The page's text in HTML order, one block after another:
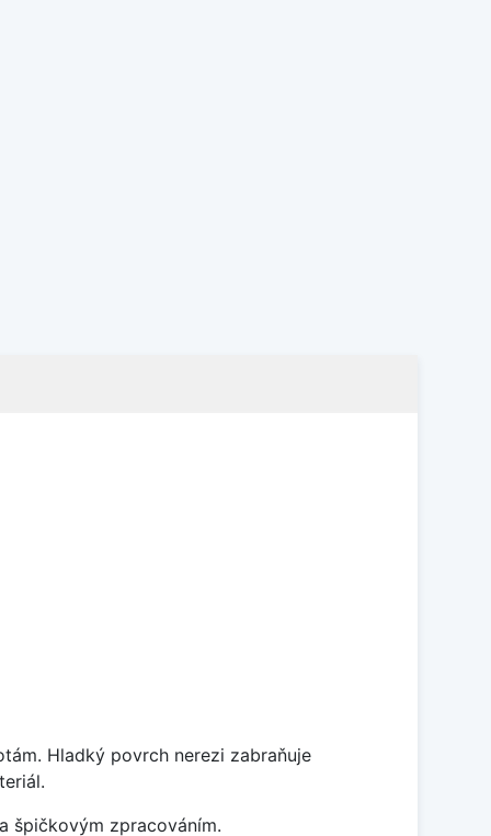
Hladký povrch nerezi zabraňuje
špičkovým zpracováním.